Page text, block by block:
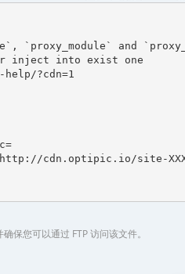
`proxy_module` and
inject into exist one
?cdn=1
cdn.optipic.io/site-
保您可以通过 FTP 访问该文件。